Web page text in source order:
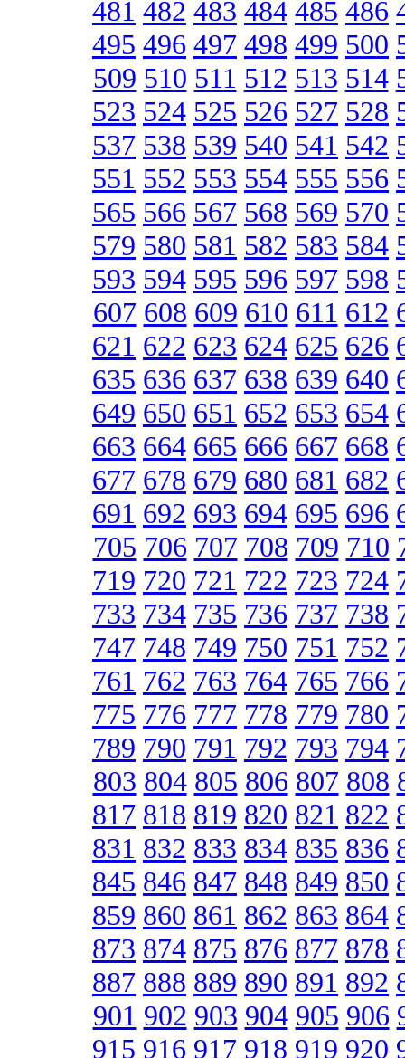
481 482 483 484 485 486
495 496 497 498 499 500
509 510 511 512 513 514
523 524 525 526 527 528
537 538 539 540 541 542
551 552 553 554 555 556
565 566 567 568 569 570
579 580 581 582 583 584
593 594 595 596 597 598
607 608 609 610 611 612
621 622 623 624 625 626
635 636 637 638 639 640
649 650 651 652 653 654
663 664 665 666 667 668
677 678 679 680 681 682
691 692 693 694 695 696
705 706 707 708 709 710
719 720 721 722 723 724
733 734 735 736 737 738
747 748 749 750 751 752
761 762 763 764 765 766
775 776 777 778 779 780
789 790 791 792 793 794
803 804 805 806 807 808
817 818 819 820 821 822
831 832 833 834 835 836
845 846 847 848 849 850
859 860 861 862 863 864
873 874 875 876 877 878
887 888 889 890 891 892
901 902 903 904 905 906
915 916 917 918 919 920